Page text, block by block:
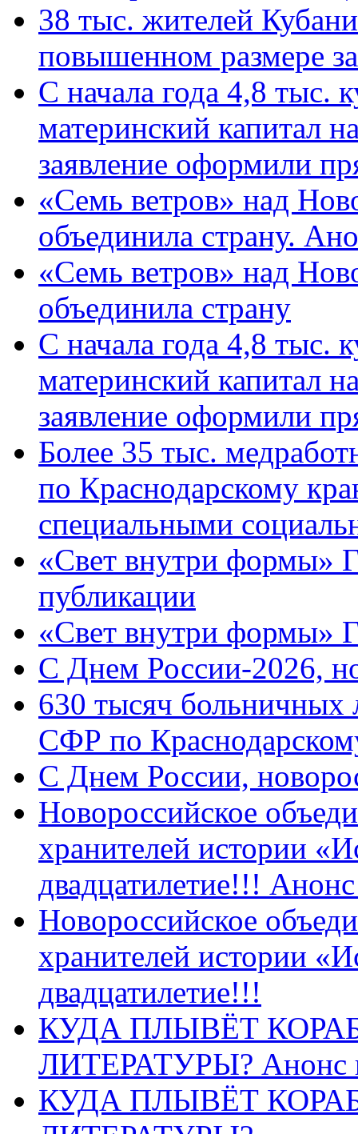
38 тыс. жителей
повышенном размере
С начала года 4,8 тыс.
материнский капитал
заявление оформили
«Семь ветров» над
объединила страну.
«Семь ветров» над
объединила страну
С начала года 4,8 тыс.
материнский капитал
заявление оформили
Более 35 тыс.
по Краснодарскому
специальными
«Свет внутри формы»
публикации
«Свет внутри формы»
C Днем России-2026,
630 тысяч больничных
СФР по
C Днем России,
Новороссийское
хранителей истории
двадцатилетие!!!
Новороссийское
хранителей истории
двадцатилетие!!!
КУДА ПЛЫВЁТ
ЛИТЕРАТУРЫ? Анонс
КУДА ПЛЫВЁТ